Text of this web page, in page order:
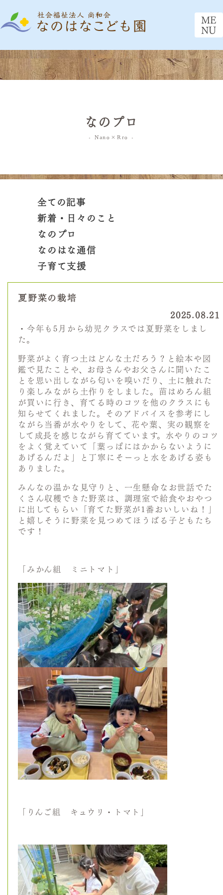
ME
NU
なのプロ
- Nano×Rro -
全ての記事
新着・日々のこと
なのプロ
なのはな通信
子育て支援
夏野菜の栽培
2025.08.21
・今年も5月から幼児クラスでは夏野菜をしまし
た。
野菜がよく育つ土はどんな土だろう？と絵本や図
鑑で見たことや、お母さんやお父さんに聞いたこ
とを思い出しながら匂いを嗅いだり、土に触れた
り楽しみながら土作りをしました。苗はめろん組
が買いに行き、育てる時のコツを他のクラスにも
知らせてくれました。そのアドバイスを参考にし
ながら当番が水やりをして、花や葉、実の観察を
して成長を感じながら育てています。水やりのコツ
をよく覚えていて「葉っぱにはかからないように
あげるんだよ」と丁寧にそーっと水をあげる姿も
ありました。
みんなの温かな見守りと、一生懸命なお世話でた
くさん収穫できた野菜は、調理室で給食やおやつ
に出してもらい「育てた野菜が1番おいしいね！」
と嬉しそうに野菜を見つめてほうばる子どもたち
です！
「みかん組 ミニトマト」
「りんご組 キュウリ・トマト」